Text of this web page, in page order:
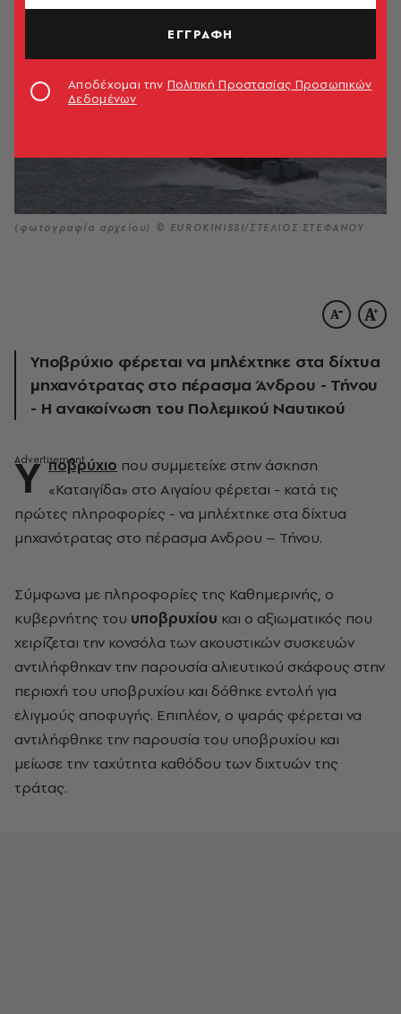
(φωτογραφία αρχείου) © EUROKINISSI/ΣΤΕΛΙΟΣ ΣΤΕΦΑΝΟΥ
Υποβρύχιο φέρεται να μπλέχτηκε στα δίχτυα
μηχανότρατας στο πέρασμα Άνδρου - Τήνου
- Η ανακοίνωση του Πολεμικού Ναυτικού
Υ ποβρύχιο που συμμετείχε στην άσκηση
«Καταιγίδα» στο Αιγαίου φέρεται - κατά τις
πρώτες πληροφορίες - να μπλέχτηκε στα δίχτυα
μηχανότρατας στο πέρασμα Ανδρου – Τήνου.
Σύμφωνα με πληροφορίες της Καθημερινής, ο
κυβερνήτης του υποβρυχίου και ο αξιωματικός που
χειρίζεται την κονσόλα των ακουστικών συσκευών
αντιλήφθηκαν την παρουσία αλιευτικού σκάφους στην
περιοχή του υποβρυχίου και δόθηκε εντολή για
ελιγμούς αποφυγής. Επιπλέον, ο ψαράς φέρεται να
αντιλήφθηκε την παρουσία του υποβρυχίου και
μείωσε την ταχύτητα καθόδου των διχτυών της
τράτας.
ΕΓΓΡΑΦΗ
Αποδέχομαι την Πολιτική Προστασίας Προσωπικών
Δεδομένων